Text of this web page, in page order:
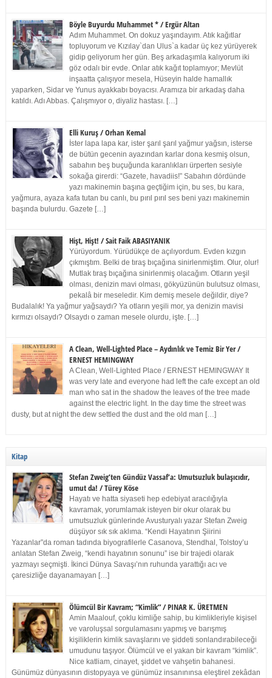
Böyle Buyurdu Muhammet * / Ergür Altan
Adım Muhammet. On dokuz yaşındayım. Atık kağıtlar
topluyorum ve Kızılay`dan Ulus`a kadar üç kez yürüyerek
gidip geliyorum her gün. Beş arkadaşımla kalıyorum iki
göz odalı bir evde. Onlar atık kağıt toplamıyor; Mevlüt
inşaatta çalışıyor mesela, Hüseyin halde hamallık
yaparken, Sidar ve Yunus ayakkabı boyacısı. Aramıza bir arkadaş daha
katıldı. Adı Abbas. Çalışmıyor o, diyaliz hastası. […]
Elli Kuruş / Orhan Kemal
İster lapa lapa kar, ister şarıl şarıl yağmur yağsın, isterse
de bütün gecenin ayazından karlar dona kesmiş olsun,
sabahın beş buçuğunda karanlıkları ürperten sesiyle
sokağa girerdi: “Gazete, havadiis!” Sabahın dördünde
yazı makinemin başına geçtiğim için, bu ses, bu kara,
yağmura, ayaza kafa tutan bu canlı, bu pırıl pırıl ses beni yazı makinemin
başında bulurdu. Gazete […]
Hişt, Hişt! / Sait Faik ABASIYANIK
Yürüyordum. Yürüdükçe de açılıyordum. Evden kızgın
çıkmıştım. Belki de tıraş bıçağına sinirlenmiştim. Olur, olur!
Mutlak tıraş bıçağına sinirlenmiş olacağım. Otların yeşil
olması, denizin mavi olması, gökyüzünün bulutsuz olması,
pekalâ bir meseledir. Kim demiş mesele değildir, diye?
Budalalık! Ya yağmur yağsaydı? Ya otların yeşili mor, ya denizin mavisi
kırmızı olsaydı? Olsaydı o zaman mesele olurdu, işte. […]
A Clean, Well-Lighted Place – Aydınlık ve Temiz Bir Yer /
ERNEST HEMINGWAY
A Clean, Well-Lighted Place / ERNEST HEMINGWAY It
was very late and everyone had left the cafe except an old
man who sat in the shadow the leaves of the tree made
against the electric light. In the day time the street was
dusty, but at night the dew settled the dust and the old man […]
Kitap
Stefan Zweig’ten Gündüz Vassaf’a: Umutsuzluk bulaşıcıdır,
umut da! / Türey Köse
Hayatı ve hatta siyaseti hep edebiyat aracılığıyla
kavramak, yorumlamak isteyen bir okur olarak bu
umutsuzluk günlerinde Avusturyalı yazar Stefan Zweig
düşüyor sık sık aklıma. “Kendi Hayatının Şiirini
Yazanlar”da roman tadında biyografilerle Casanova, Stendhal, Tolstoy’u
anlatan Stefan Zweig, “kendi hayatının sonunu” ise bir trajedi olarak
yazmayı seçmişti. İkinci Dünya Savaşı’nın ruhunda yarattığı acı ve
çaresizliğe dayanamayan […]
Ölümcül Bir Kavram; “Kimlik” / PINAR K. ÜRETMEN
Amin Maalouf, çoklu kimliğe sahip, bu kimlikleriyle kişisel
ve varoluşsal sorgulamasını yapmış ve barışmış
kişiliklerin kimlik savaşlarını ve şiddeti sonlandırabileceği
umudunu taşıyor. Ölümcül ve el yakan bir kavram “kimlik”.
Nice katliam, cinayet, şiddet ve vahşetin bahanesi.
Günümüz dünyasının distopyaya ve günümüz insanınınsa eleştirel zekâdan